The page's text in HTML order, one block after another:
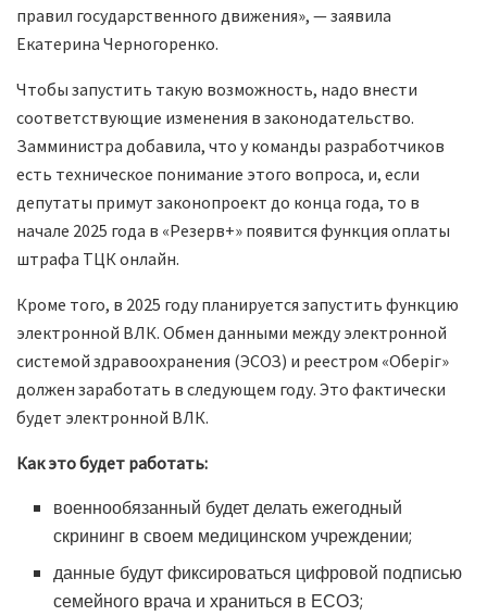
правил государственного движения», — заявила
Екатерина Черногоренко.
Чтобы запустить такую возможность, надо внести
соответствующие изменения в законодательство.
Замминистра добавила, что у команды разработчиков
есть техническое понимание этого вопроса, и, если
депутаты примут законопроект до конца года, то в
начале 2025 года в «Резерв+» появится функция оплаты
штрафа ТЦК онлайн.
Кроме того, в 2025 году планируется запустить функцию
электронной ВЛК. Обмен данными между электронной
системой здравоохранения (ЭСОЗ) и реестром «Оберіг»
должен заработать в следующем году. Это фактически
будет электронной ВЛК.
Как это будет работать:
военнообязанный будет делать ежегодный
скрининг в своем медицинском учреждении;
данные будут фиксироваться цифровой подписью
семейного врача и храниться в ЕСОЗ;